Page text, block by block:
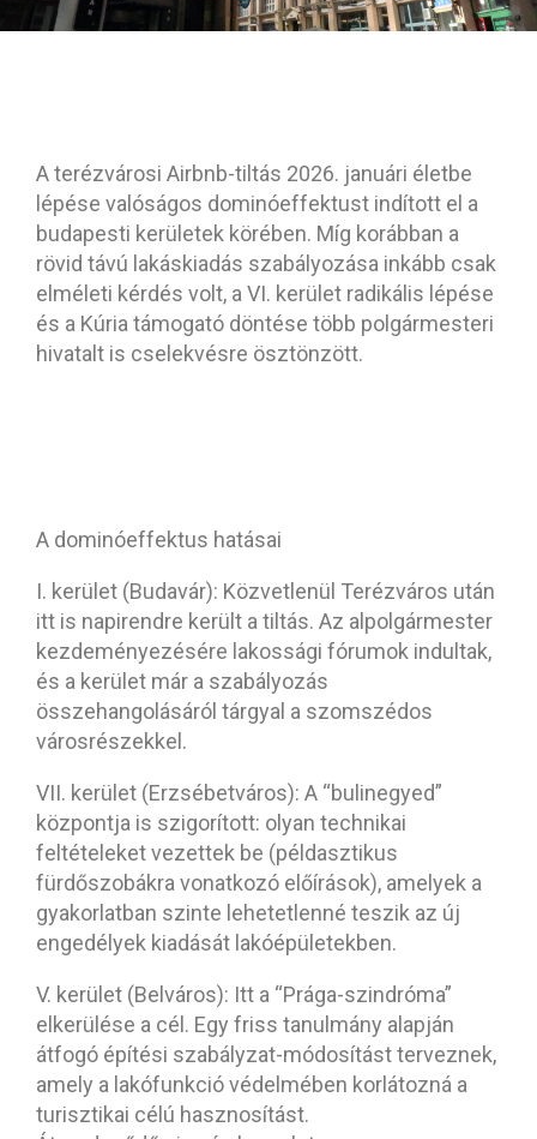
A terézvárosi Airbnb-tiltás 2026. januári életbe
lépése valóságos dominóeffektust indított el a
budapesti kerületek körében. Míg korábban a
rövid távú lakáskiadás szabályozása inkább csak
elméleti kérdés volt, a VI. kerület radikális lépése
és a Kúria támogató döntése több polgármesteri
hivatalt is cselekvésre ösztönzött.
A dominóeffektus hatásai
I. kerület (Budavár): Közvetlenül Terézváros után
itt is napirendre került a tiltás. Az alpolgármester
kezdeményezésére lakossági fórumok indultak,
és a kerület már a szabályozás
összehangolásáról tárgyal a szomszédos
városrészekkel.
VII. kerület (Erzsébetváros): A “bulinegyed”
központja is szigorított: olyan technikai
feltételeket vezettek be (példasztikus
fürdőszobákra vonatkozó előírások), amelyek a
gyakorlatban szinte lehetetlenné teszik az új
engedélyek kiadását lakóépületekben.
V. kerület (Belváros): Itt a “Prága-szindróma”
elkerülése a cél. Egy friss tanulmány alapján
átfogó építési szabályzat-módosítást terveznek,
amely a lakófunkció védelmében korlátozná a
turisztikai célú hasznosítást.